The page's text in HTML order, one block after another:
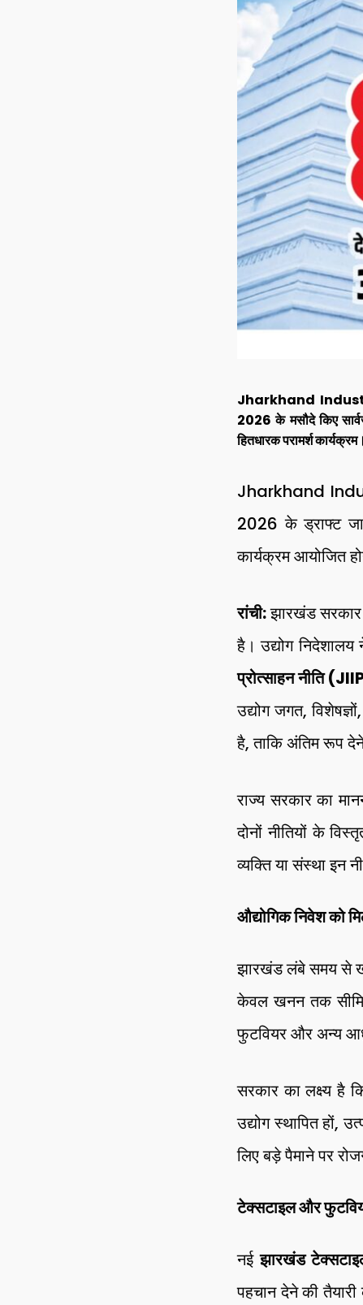
Jharkhand Industrial
2026 के मसौदे किए
हितधारक परामर्श कार्यक्रम।
Jharkhand
2026 के ड्राफ्ट
कार्यक्रम आयोजित
रांची:झारखंड सरकार
है। उद्योग
प्रोत्साहन नीति
उद्योग जगत,
है, ताकि अंतिम रूप
राज्य सरकार का
दोनों नीतियों के
व्यक्ति या संस्था इन
औद्योगिक निवेश को
झारखंड लंबे समय से
केवल खनन तक सीमित
फुटवियर और अन्य
सरकार का लक्ष्य है
उद्योग स्थापित हों,
लिए बड़े पैमाने पर
टेक्सटाइल और
नईझारखंड
पहचान देने की